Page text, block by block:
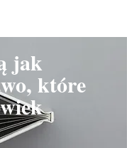
jak
które